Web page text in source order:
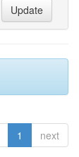
1 next